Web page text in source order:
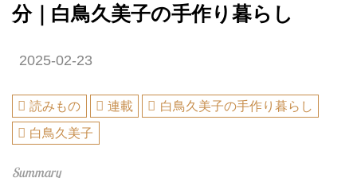
分｜白鳥久美子の手作り暮らし
2025-02-23
読みもの 連載
白鳥久美子の手作り暮らし
白鳥久美子